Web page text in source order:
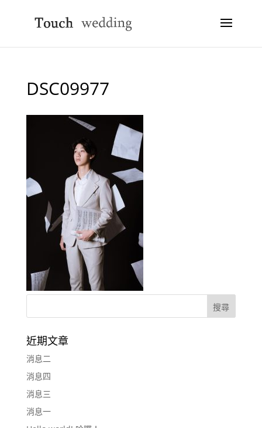
DSC09977
近期文章
消息二
消息四
消息三
消息一